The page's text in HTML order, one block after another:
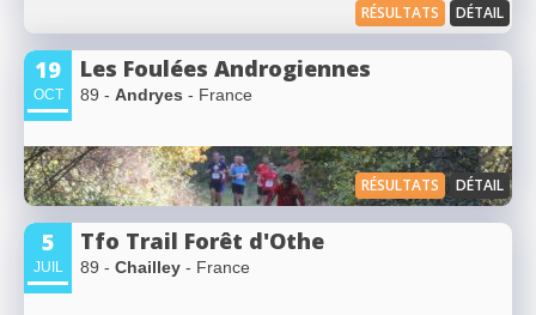
RÉSULTATS DÉTAIL
19
OCT
Les Foulées Androgiennes
89 - Andryes - France
RÉSULTATS DÉTAIL
5
JUIL
Tfo Trail Forêt d'Othe
89 - Chailley - France